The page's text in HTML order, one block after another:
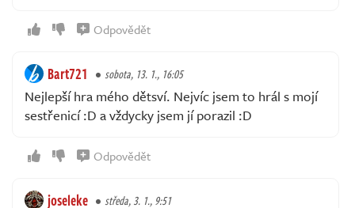
Odpovědět
Bart721 sobota, 13. 1., 16:05
Nejlepší hra mého dětsví. Nejvíc jsem to hrál s mojí
sestřenicí :D a vždycky jsem jí porazil :D
Odpovědět
joseleke středa, 3. 1., 9:51